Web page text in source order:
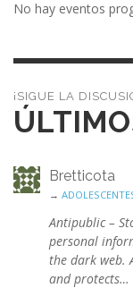
No hay eventos
¡SIGUE LA
Bretticota
→
Antipublic –
personal
the dark web.
and protects…